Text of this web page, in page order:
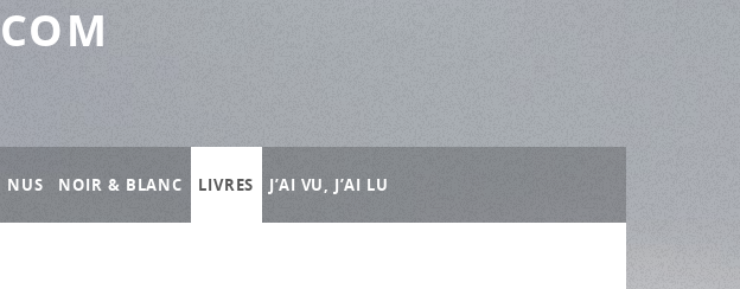
NUS NOIR & BLANC LIVRES J’AI VU, J’AI LU